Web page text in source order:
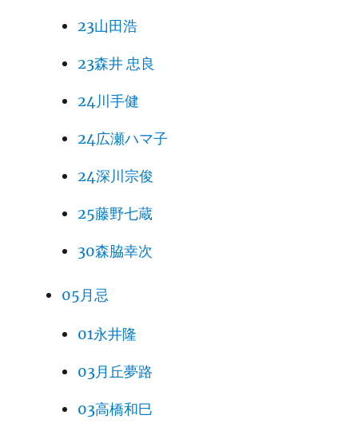
23山田浩
23森井 忠良
24川手健
24広瀬ハマ子
24深川宗俊
25藤野七蔵
30森脇幸次
05月忌
01永井隆
03月丘夢路
03高橋和巳